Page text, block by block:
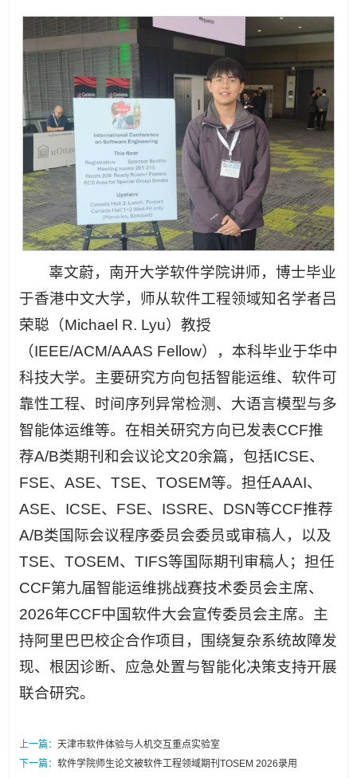
辜文蔚，南开大学软件学院讲师，博士毕业
于香港中文大学，师从软件工程领域知名学者吕
荣聪（Michael R. Lyu）教授
（IEEE/ACM/AAAS Fellow），本科毕业于华中
科技大学。主要研究方向包括智能运维、软件可
靠性工程、时间序列异常检测、大语言模型与多
智能体运维等。在相关研究方向已发表CCF推
荐A/B类期刊和会议论文20余篇，包括ICSE、
FSE、ASE、TSE、TOSEM等。担任AAAI、
ASE、ICSE、FSE、ISSRE、DSN等CCF推荐
A/B类国际会议程序委员会委员或审稿人，以及
TSE、TOSEM、TIFS等国际期刊审稿人；担任
CCF第九届智能运维挑战赛技术委员会主席、
2026年CCF中国软件大会宣传委员会主席。主
持阿里巴巴校企合作项目，围绕复杂系统故障发
现、根因诊断、应急处置与智能化决策支持开展
联合研究。
上一篇： 天津市软件体验与人机交互重点实验室
下一篇： 软件学院师生论文被软件工程领域期刊TOSEM 2026录用